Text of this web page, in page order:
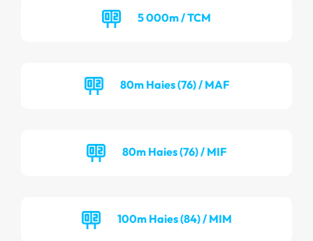
5 000m / TCM
80m Haies (76) / MAF
80m Haies (76) / MIF
100m Haies (84) / MIM